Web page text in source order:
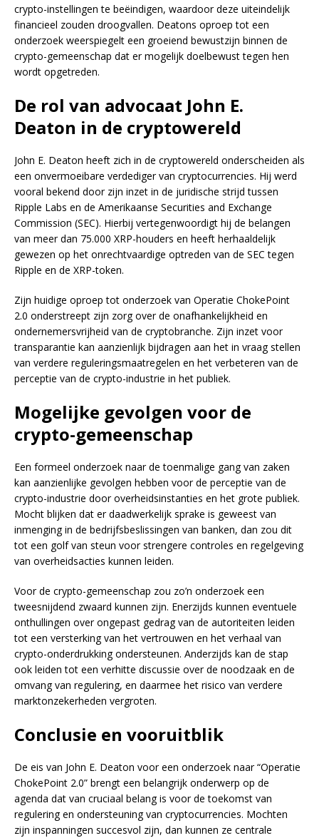
crypto-instellingen te beëindigen, waardoor deze uiteindelijk
financieel zouden droogvallen. Deatons oproep tot een
onderzoek weerspiegelt een groeiend bewustzijn binnen de
crypto-gemeenschap dat er mogelijk doelbewust tegen hen
wordt opgetreden.
De rol van advocaat John E.
Deaton in de cryptowereld
John E. Deaton heeft zich in de cryptowereld onderscheiden als
een onvermoeibare verdediger van cryptocurrencies. Hij werd
vooral bekend door zijn inzet in de juridische strijd tussen
Ripple Labs en de Amerikaanse Securities and Exchange
Commission (SEC). Hierbij vertegenwoordigt hij de belangen
van meer dan 75.000 XRP-houders en heeft herhaaldelijk
gewezen op het onrechtvaardige optreden van de SEC tegen
Ripple en de XRP-token.
Zijn huidige oproep tot onderzoek van Operatie ChokePoint
2.0 onderstreept zijn zorg over de onafhankelijkheid en
ondernemersvrijheid van de cryptobranche. Zijn inzet voor
transparantie kan aanzienlijk bijdragen aan het in vraag stellen
van verdere reguleringsmaatregelen en het verbeteren van de
perceptie van de crypto-industrie in het publiek.
Mogelijke gevolgen voor de
crypto-gemeenschap
Een formeel onderzoek naar de toenmalige gang van zaken
kan aanzienlijke gevolgen hebben voor de perceptie van de
crypto-industrie door overheidsinstanties en het grote publiek.
Mocht blijken dat er daadwerkelijk sprake is geweest van
inmenging in de bedrijfsbeslissingen van banken, dan zou dit
tot een golf van steun voor strengere controles en regelgeving
van overheidsacties kunnen leiden.
Voor de crypto-gemeenschap zou zo’n onderzoek een
tweesnijdend zwaard kunnen zijn. Enerzijds kunnen eventuele
onthullingen over ongepast gedrag van de autoriteiten leiden
tot een versterking van het vertrouwen en het verhaal van
crypto-onderdrukking ondersteunen. Anderzijds kan de stap
ook leiden tot een verhitte discussie over de noodzaak en de
omvang van regulering, en daarmee het risico van verdere
marktonzekerheden vergroten.
Conclusie en vooruitblik
De eis van John E. Deaton voor een onderzoek naar “Operatie
ChokePoint 2.0” brengt een belangrijk onderwerp op de
agenda dat van cruciaal belang is voor de toekomst van
regulering en ondersteuning van cryptocurrencies. Mochten
zijn inspanningen succesvol zijn, dan kunnen ze centrale